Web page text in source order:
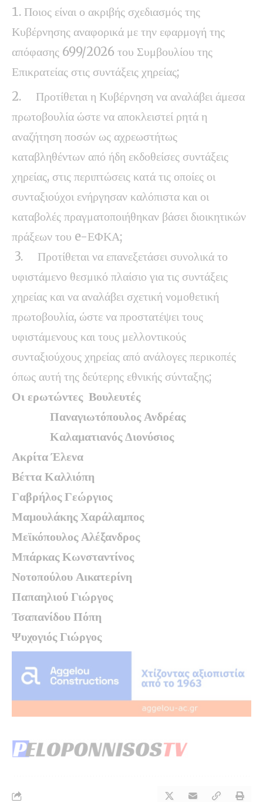
Ποιος είναι ο ακριβής σχεδιασμός της
Κυβέρνησης αναφορικά με την εφαρμογή της
απόφασης 699/2026 του Συμβουλίου της
Επικρατείας στις συντάξεις χηρείας;
2. Προτίθεται η Κυβέρνηση να αναλάβει άμεσα
πρωτοβουλία ώστε να αποκλειστεί ρητά η
αναζήτηση ποσών ως αχρεωστήτως
καταβληθέντων από ήδη εκδοθείσες συντάξεις
χηρείας, στις περιπτώσεις κατά τις οποίες οι
συνταξιούχοι ενήργησαν καλόπιστα και οι
καταβολές πραγματοποιήθηκαν βάσει διοικητικών
πράξεων του e-ΕΦΚΑ;
3. Προτίθεται να επανεξετάσει συνολικά το
υφιστάμενο θεσμικό πλαίσιο για τις συντάξεις
χηρείας και να αναλάβει σχετική νομοθετική
πρωτοβουλία, ώστε να προστατέψει τους
υφιστάμενους και τους μελλοντικούς
συνταξιούχους χηρείας από ανάλογες περικοπές
όπως αυτή της δεύτερης εθνικής σύνταξης;
Οι ερωτώντες Βουλευτές
Παναγιωτόπουλος Ανδρέας
Καλαματιανός Διονύσιος
Ακρίτα Έλενα
Βέττα Καλλιόπη
Γαβρήλος Γεώργιος
Μαμουλάκης Χαράλαμπος
Μεϊκόπουλος Αλέξανδρος
Μπάρκας Κωνσταντίνος
Νοτοπούλου Αικατερίνη
Παπαηλιού Γιώργος
Τσαπανίδου Πόπη
Ψυχογιός Γιώργος